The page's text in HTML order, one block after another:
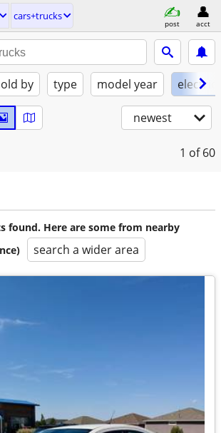
cars+trucks
post acct
by type model year electric
newest
1 of 60
found. Here are some from nearby
search a wider area